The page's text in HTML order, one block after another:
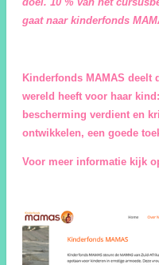
gaat naar kinderfonds
Kinderfonds MAMAS deelt
wereld heeft voor haar
bescherming verdient en
ontwikkelen, een goede
Voor meer informatie kijk